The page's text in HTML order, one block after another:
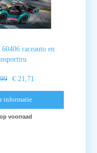
raceauto en
€ 21,71
informatie
voorraad